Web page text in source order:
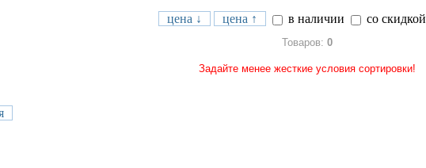
цена ↓ цена ↑ в наличии со скидкой
Товаров: 0
Задайте менее жесткие условия сортировки!